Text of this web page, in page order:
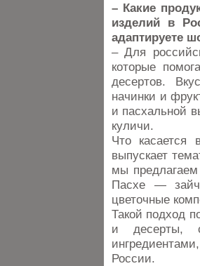
– Какие
изделий в
адаптируете
– Для
которые
десертов.
начинки и
и пасхальной
куличи.
Что касается
выпускает
мы
Пасхе —
цветочные
Такой подход
и десерты,
России.